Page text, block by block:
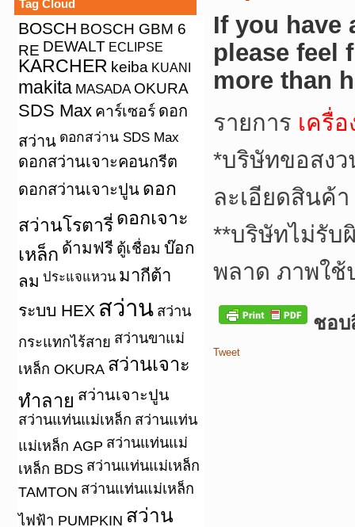
Tag Cloud
BOSCH BOSCH GBM 6
RE DEWALT ECLIPSE
KARCHER keiba KUANI
makita MASADA OKURA
SDS Max คาร์เซอร์ ดอก
สว่าน ดอกสว่าน SDS Max
ดอกสว่านเจาะคอนกรีต
ดอกสว่านเจาะปูน ดอก
สว่านโรตารี่ ดอกเจาะ
เหล็ก ด้ามฟรี ตู้เชื่อม บ๊อก
ลม ประแจแหวน มากีต้า
ระบบ HEX สว่าน สว่าน
กระแทกไร้สาย สว่านขาแม่
เหล็ก OKURA สว่านเจาะ
ทำลาย สว่านเจาะปูน
สว่านแท่นแม่เหล็ก สว่านแท่น
แม่เหล็ก AGP สว่านแท่นแม่
เหล็ก BDS สว่านแท่นแม่เหล็ก
TAMTON สว่านแท่นแม่เหล็ก
ไฟฟ้า PUMPKIN สว่าน
If you have
please feel
more than
รายการ เครื่
*บริษัทขอสงว
ละเอียดสินค้
**บริษัทไม่รับ
พลาด ภาพใ
ชอบ
Tweet